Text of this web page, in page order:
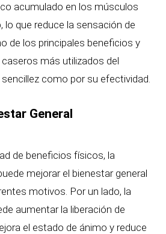
acumulado en los músculos
lo que reduce la sensación de
de los principales beneficios y
más utilizados del
como por su efectividad.
General
de beneficios físicos, la
mejorar el bienestar general
motivos. Por un lado, la
aumentar la liberación de
el estado de ánimo y reduce